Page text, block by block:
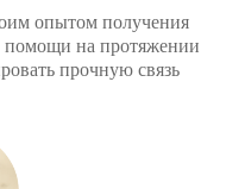
опытом получения
помощи на протяжении
прочную связь